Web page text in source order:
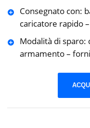
Consegnato con:
caricatore rapido
Modalità di sparo:
armamento –